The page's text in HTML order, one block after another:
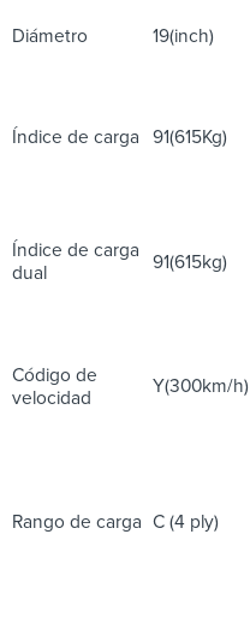
Diámetro 19(inch)
Índice de carga 91(615Kg)
Índice de carga
dual
91(615kg)
Código de
velocidad
Y(300km/h)
Rango de carga C (4 ply)